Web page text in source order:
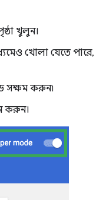
খুলুন।
খোলা যেতে পারে,
সক্ষম করুন৷
করুন।